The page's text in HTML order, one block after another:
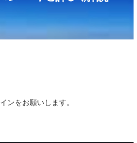
ンをお願いします。